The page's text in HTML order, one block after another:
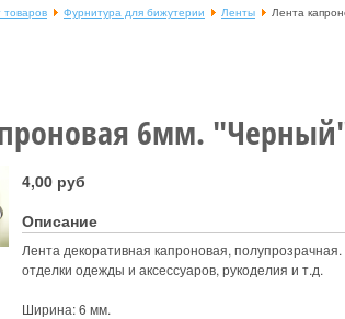
товаров Фурнитура для бижутерии Ленты Лента
6мм.
4,00 руб
Описание
Лента декоративная капроновая,
отделки одежды и аксессуаров, рукоделия и т.д.
Ширина: 6 мм.